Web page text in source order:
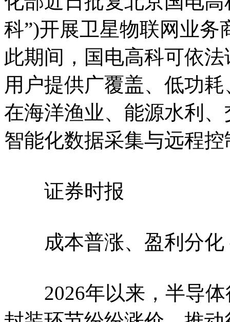
科”)开展卫星物联网业
此期间，国电高科可依
用户提供广覆盖、低功
在海洋渔业、能源水利
智能化数据采集与远程控
证券时报
成本普涨、盈利分化
2026年以来，半导体